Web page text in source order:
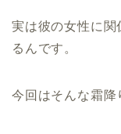
実は彼の女性に関
るんです。
今回はそんな霜降